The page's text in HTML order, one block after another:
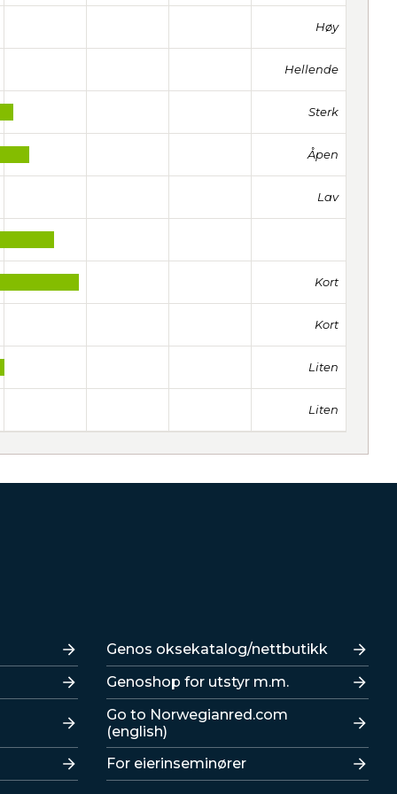
Høy
Hellende
Sterk
Åpen
Lav
Kort
Kort
Liten
Liten
Lenker
Genos oksekatalog/nettbutikk
Genoshop for utstyr m.m.
Go to Norwegianred.com
(english)
For eierinseminører